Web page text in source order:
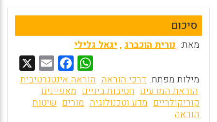
סיכום
מאת: נורית הוכברג,יגאל גלילי
W
h
at
s
F
a
ce
b
E
m
l
מילות מפתח: דרכי הוראה הוראה אינטגרטיבית
הוראת המדעים חטיבות ביניים מאפיינים
קוריקולריים מדע וטכנולוגיה מורים שיטות
הוראה